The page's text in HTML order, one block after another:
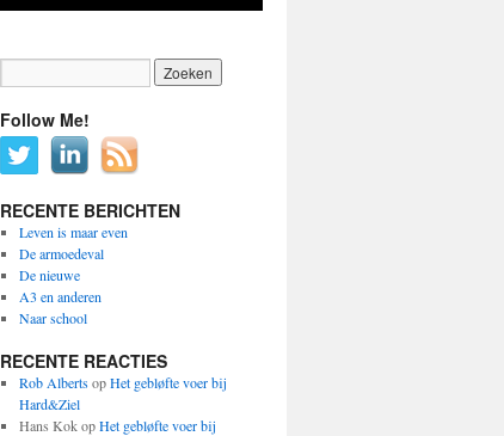
Follow Me!
RECENTE BERICHTEN
Leven is maar even
De armoedeval
De nieuwe
A3 en anderen
Naar school
RECENTE REACTIES
Rob AlbertsopHet gebløfte voer bij
Hard&Ziel
Hans KokopHet gebløfte voer bij